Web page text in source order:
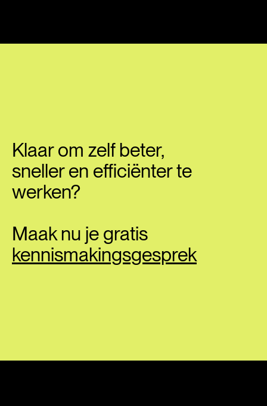
Klaar om zelf beter,
sneller en efficiënter te
werken?
Maak nu je gratis
kennismakingsgesprek